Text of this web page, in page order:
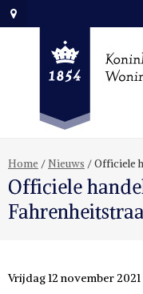
Home / Nieuws /Officiele
Officiele
Vrijdag 12 november 2021